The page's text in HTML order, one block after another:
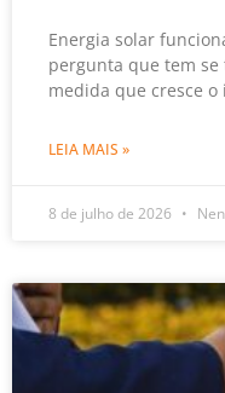
Energia solar
pergunta que tem se
medida que cresce o
LEIA MAIS »
8 de julho de 2026